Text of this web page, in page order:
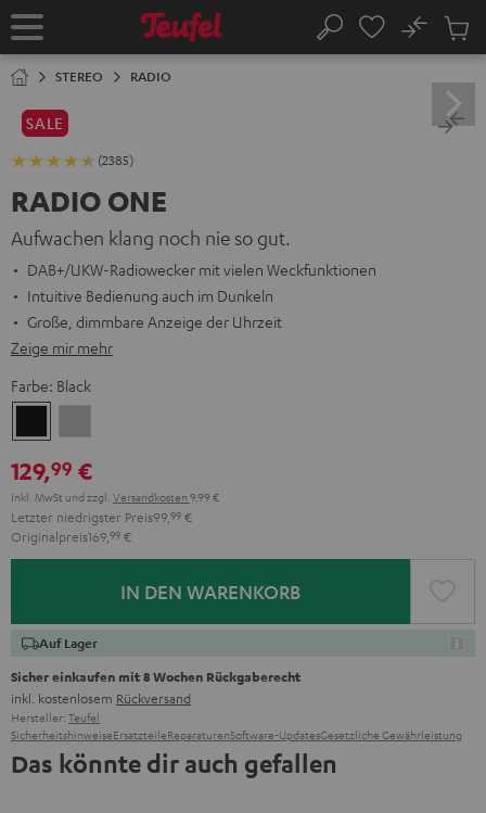
Startseite Suche
No
STEREO RADIO
SALE
(2385)
RADIO ONE
Aufwachen klang noch nie so gut.
DAB+/UKW-Radiowecker mit vielen Weckfunktionen
Intuitive Bedienung auch im Dunkeln
Große, dimmbare Anzeige der Uhrzeit
Zeige mir mehr
Farbe: Black
129,99 €
Inkl. MwSt und zzgl. Versandkosten 9,99 €
Letzter niedrigster Preis99, 99 €
Originalpreis169, 99 €
IN DEN WARENKORB
Auf Lager
Sicher einkaufen mit 8 Wochen Rückgaberecht
inkl. kostenlosem Rückversand
Hersteller: Teufel
SicherheitshinweiseErsatzteileReparaturenSoftware-UpdatesGesetzliche Gewährleistung
Das könnte dir auch gefallen